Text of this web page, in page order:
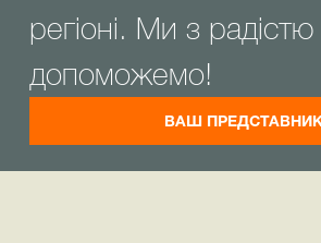
регіоні. Ми з радістю
допоможемо!
ВАШ